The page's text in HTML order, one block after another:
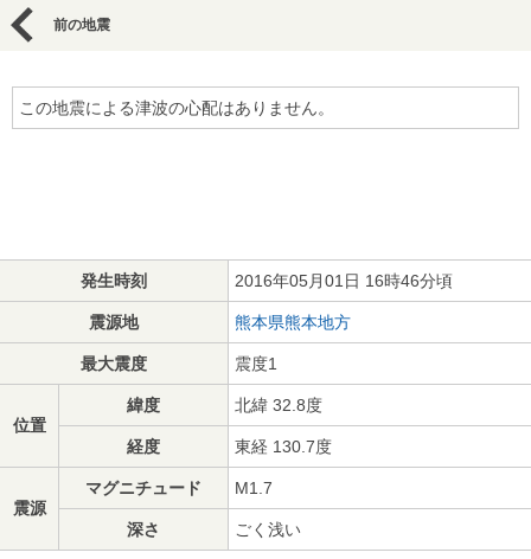
前の地震
この地震による津波の心配はありません。
発生時刻 2016年05月01日 16時46分頃
震源地 熊本県熊本地方
最大震度 震度1
位置
緯度 北緯 32.8度
経度 東経 130.7度
震源
マグニチュード M1.7
深さ ごく浅い